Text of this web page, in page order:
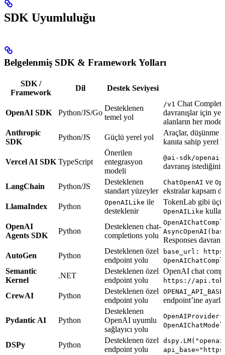
SDK Uyumluluğu
Belgelenmiş SDK & Framework Yolları
SDK /
Framework
Dil Destek Seviyesi
OpenAI SDK Python/JS/Go
Desteklenen
temel yol
/v1 Chat
davranışlar için
alanların her
Anthropic
SDK
Python/JS Güçlü yerel yol
Araçlar, düşünme
kanıta sahip yerel
Vercel AI SDK TypeScript
Önerilen
entegrasyon
modeli
@ai-sdk/
davranış
LangChain Python/JS
Desteklenen
standart yüzeyler
ChatOpenAI ve
ekstralar kapsam
LlamaIndex
Python OpenAILike ile
desteklenir
TokenLab gibi
OpenAILike
OpenAI
Agents SDK
Python
Desteklenen chat-
completions yolu
Responses
AutoGen
Python
Desteklenen özel
endpoint yolu
base_url:
Semantic
Kernel
.NET
Desteklenen özel
endpoint yolu
OpenAI chat
https://
CrewAI Python
Desteklenen özel
endpoint yolu
OPENAI_API_BASE
endpoint’ine
Pydantic AI Python
Desteklenen
OpenAI uyumlu
sağlayıcı yolu
OpenAIChatModel
DSPy Python
Desteklenen özel
endpoint yolu